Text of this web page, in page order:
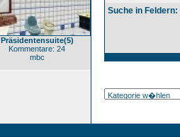
Präsidentensuite(5)
Kommentare: 24
mbc
Suche in Feldern: